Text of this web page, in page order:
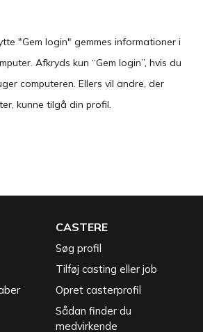
"Gem login" gemmes informationer i
Afkryds kun “Gem login”, hvis du
computeren. Ellers vil andre, der
kunne tilgå din profil.
CASTERE
Søg profil
Tilføj casting eller job
Opret casterprofil
Sådan finder du
medvirkende